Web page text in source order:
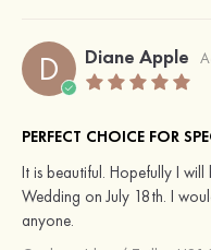
D Diane Apple
PERFECT CHOICE FOR
It is beautiful. Hopefully I
Wedding on July 18th. I
anyone.